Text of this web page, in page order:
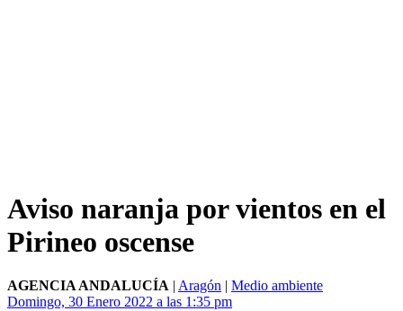
Aviso naranja por vientos en el
Pirineo oscense
AGENCIA ANDALUCÍA | Aragón | Medio ambiente
Domingo, 30 Enero 2022 a las 1:35 pm